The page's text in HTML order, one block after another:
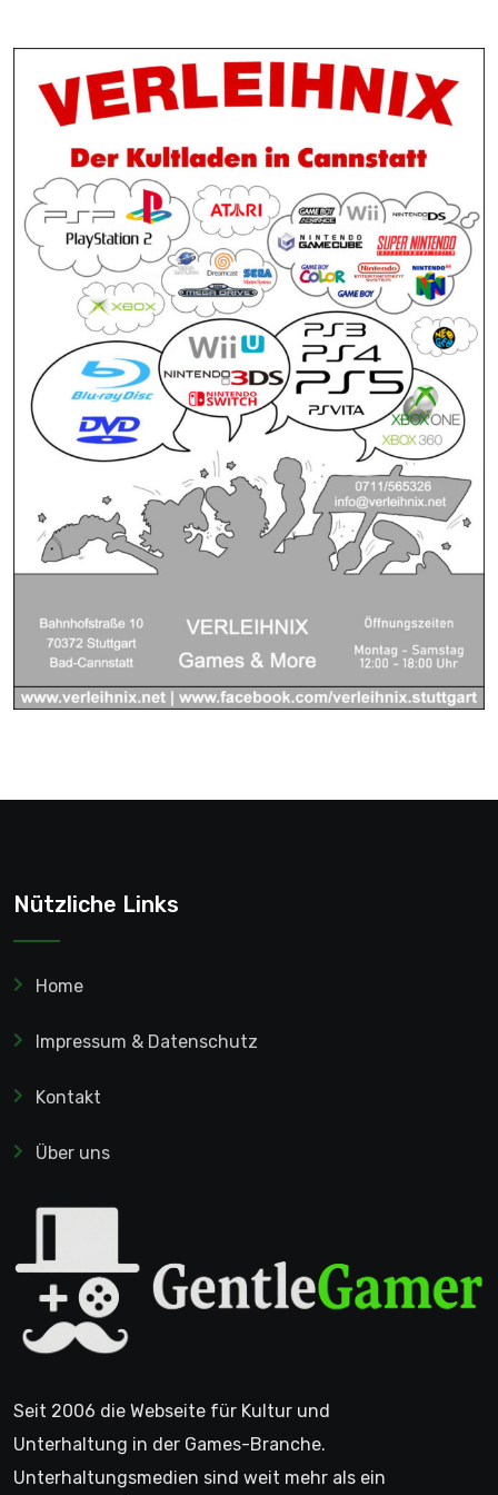
Nützliche Links
Home
Impressum & Datenschutz
Kontakt
Über uns
Seit 2006 die Webseite für Kultur und
Unterhaltung in der Games-Branche.
Unterhaltungsmedien sind weit mehr als ein